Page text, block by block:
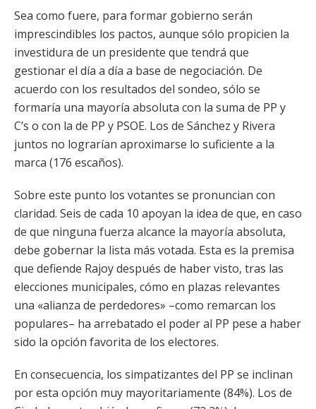
Sea como fuere, para formar gobierno serán
imprescindibles los pactos, aunque sólo propicien la
investidura de un presidente que tendrá que
gestionar el día a día a base de negociación. De
acuerdo con los resultados del sondeo, sólo se
formaría una mayoría absoluta con la suma de PP y
C’s o con la de PP y PSOE. Los de Sánchez y Rivera
juntos no lograrían aproximarse lo suficiente a la
marca (176 escaños).
Sobre este punto los votantes se pronuncian con
claridad. Seis de cada 10 apoyan la idea de que, en caso
de que ninguna fuerza alcance la mayoría absoluta,
debe gobernar la lista más votada. Esta es la premisa
que defiende Rajoy después de haber visto, tras las
elecciones municipales, cómo en plazas relevantes
una «alianza de perdedores» –como remarcan los
populares– ha arrebatado el poder al PP pese a haber
sido la opción favorita de los electores.
En consecuencia, los simpatizantes del PP se inclinan
por esta opción muy mayoritariamente (84%). Los de